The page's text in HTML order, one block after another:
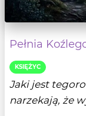
Pełnia
KSIĘŻYC
Jaki jest
narzekają, że